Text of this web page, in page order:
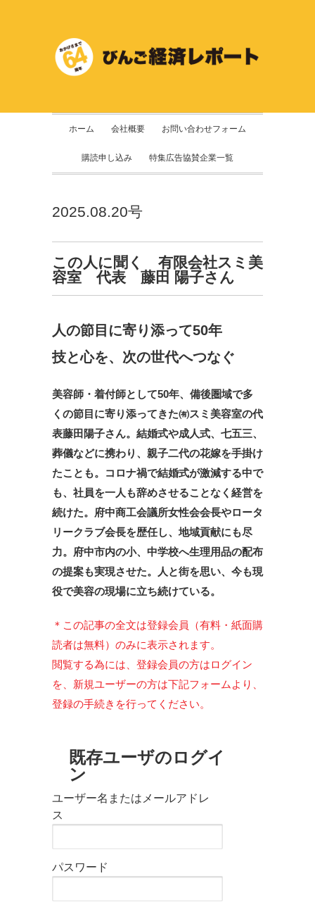
ホーム 会社概要 お問い合わせフォーム
購読申し込み 特集広告協賛企業一覧
2025.08.20号
この人に聞く 有限会社スミ美
容室 代表 藤田 陽子さん
人の節目に寄り添って50年
技と心を、次の世代へつなぐ
美容師・着付師として50年、備後圏域で多
くの節目に寄り添ってきた㈲スミ美容室の代
表藤田陽子さん。結婚式や成人式、七五三、
葬儀などに携わり、親子二代の花嫁を手掛け
たことも。コロナ禍で結婚式が激減する中で
も、社員を一人も辞めさせることなく経営を
続けた。府中商工会議所女性会会長やロータ
リークラブ会長を歴任し、地域貢献にも尽
力。府中市内の小、中学校へ生理用品の配布
の提案も実現させた。人と街を思い、今も現
役で美容の現場に立ち続けている。
＊この記事の全文は登録会員（有料・紙面購
読者は無料）のみに表示されます。
閲覧する為には、登録会員の方はログイン
を、新規ユーザーの方は下記フォームより、
登録の手続きを行ってください。
既存ユーザのログイ
ン
ユーザー名またはメールアドレ
ス
パスワード